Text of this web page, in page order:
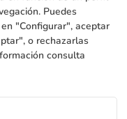
Puedes
"Configurar", aceptar
o rechazarlas
consulta